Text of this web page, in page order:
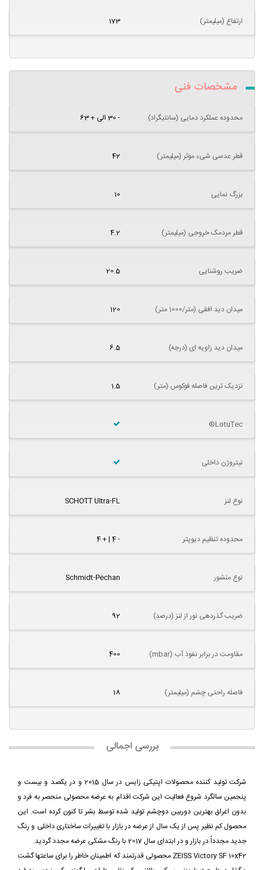
ارتفاع (میلیمتر) 173
مشخصات فنی
محدوده عملکرد دمایی (سانتیگراد) - 30 الی + 63
قطر عدسی شیء موثر (میلیمتر) 42
بزرگ نمایی 10
قطر مردمک خروجی (میلیمتر) 4.2
ضریب روشنایی 20.5
میدان دید افقی (متر/1000 متر) 120
میدان دید زاویه ای (درجه) 6.5
نزدیک ترین فاصله فوکوس (متر) 1.5
LotuTec®
نیتروژن داخلی
نوع لنز SCHOTT Ultra-FL
محدوده تنظیم دیوپتر - 4 | + 4
نوع منشور Schmidt-Pechan
ضریب گذردهی نور از لنز (درصد) 92
مقاومت در برابر نفوذ آب (mbar) 400
فاصله راحتی چشم (میلیمتر) 18
بررسی اجمالی
شرکت تولید کننده محصولات اپتیکی زایس در سال 2015 و در یکصد و بیست و
پنجمین سالگرد شروع فعالیت این شرکت اقدام به عرضه محصولی منحصر به فرد و
بدون اغراق بهترین دوربین دوچشم تولید شده توسط بشر تا کنون کرده است. این
محصول کم نظیر پس از یک سال از عرضه در بازار با تغییرات ساختاری داخلی و رنگ
جدید مجدداً در بازار و در ابتدای سال 2017 با رنگ مشکی عرضه مجدد گردید.
ZEISS Victory SF 10x42 محصولی قدرتمند که اطمینان خاطر را برای ساعتها گشت